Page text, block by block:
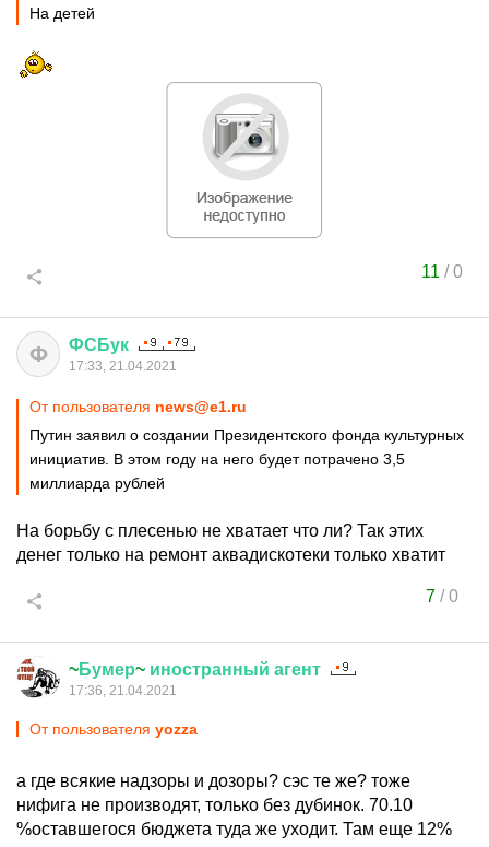
На детей
11 /0
Ф ФСБук
17:33, 21.04.2021
От пользователя news@e1.ru
Путин заявил о создании Президентского фонда культурных
инициатив. В этом году на него будет потрачено 3,5
миллиарда рублей
На борьбу с плесенью не хватает что ли? Так этих
денег только на ремонт аквадискотеки только хватит
7/0
~Бумер~ иностранный агент
17:36, 21.04.2021
От пользователя yozza
а где всякие надзоры и дозоры? сэс те же? тоже
нифига не производят, только без дубинок. 70.10
%оставшегося бюджета туда же уходит. Там еще 12%